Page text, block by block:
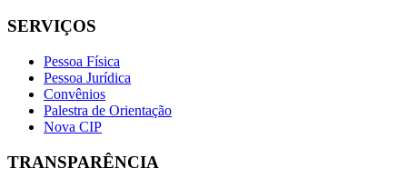
SERVIÇOS
Pessoa Física
Pessoa Jurídica
Convênios
Palestra de Orientação
Nova CIP
TRANSPARÊNCIA